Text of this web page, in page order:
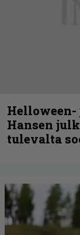
Helloween-
Hansen
tulevalta